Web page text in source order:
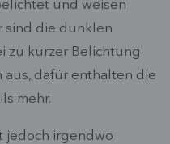
und weisen
sind die dunklen
zu kurzer Belichtung
aus, dafür enthalten die
mehr.
jedoch irgendwo